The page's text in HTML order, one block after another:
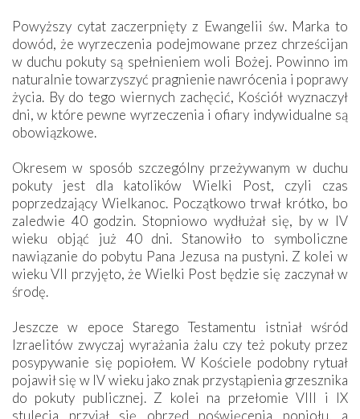
Powyższy cytat zaczerpnięty z Ewangelii św. Marka to
dowód, że wyrzeczenia podejmowane przez chrześcijan
w duchu pokuty są spełnieniem woli Bożej. Powinno im
naturalnie towarzyszyć pragnienie nawrócenia i poprawy
życia. By do tego wiernych zachęcić, Kościół wyznaczył
dni, w które pewne wyrzeczenia i ofiary indywidualne są
obowiązkowe.
Okresem w sposób szczególny przeżywanym w duchu
pokuty jest dla katolików Wielki Post, czyli czas
poprzedzający Wielkanoc. Początkowo trwał krótko, bo
zaledwie 40 godzin. Stopniowo wydłużał się, by w IV
wieku objąć już 40 dni. Stanowiło to symboliczne
nawiązanie do pobytu Pana Jezusa na pustyni. Z kolei w
wieku VII przyjęto, że Wielki Post będzie się zaczynał w
środę.
Jeszcze w epoce Starego Testamentu istniał wśród
Izraelitów zwyczaj wyrażania żalu czy też pokuty przez
posypywanie się popiołem. W Kościele podobny rytuał
pojawił się w IV wieku jako znak przystąpienia grzesznika
do pokuty publicznej. Z kolei na przełomie VIII i IX
stulecia przyjął się obrzęd poświęcenia popiołu, a